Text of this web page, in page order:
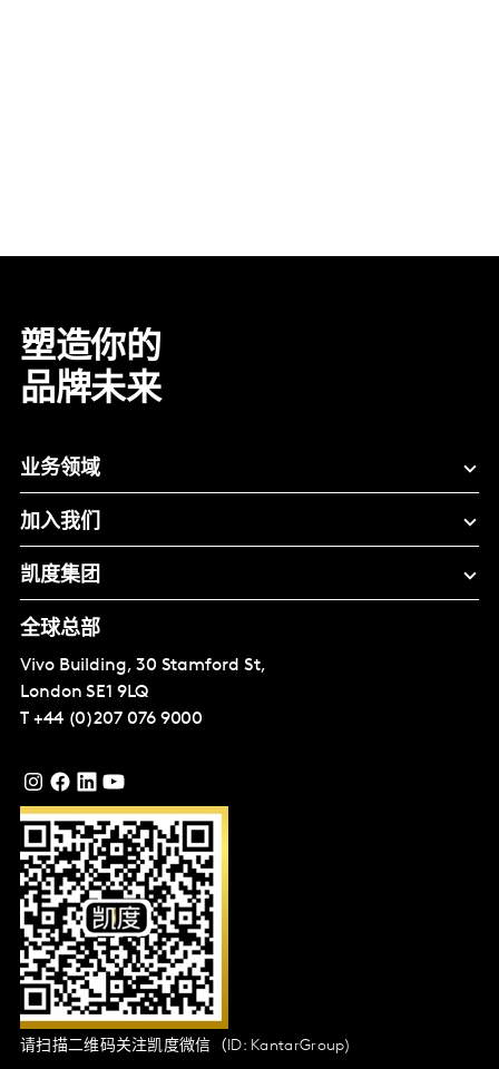
塑造你的
品牌未来
业务领域
加入我们
凯度集团
全球总部
Vivo Building, 30 Stamford St,
London SE1 9LQ
T +44 (0)207 076 9000
请扫描二维码关注凯度微信（ID: KantarGroup)